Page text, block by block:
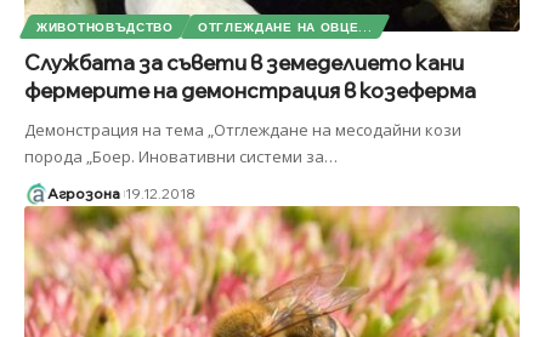
ЖИВОТНОВЪДСТВО ОТГЛЕЖДАНЕ НА ОВЦЕ...
Службата за съвети в земеделието кани
фермерите на демонстрация в козеферма
Демонстрация на тема „Отглеждане на месодайни кози
порода „Боер. Иновативни системи за…
Агрозона 19.12.2018